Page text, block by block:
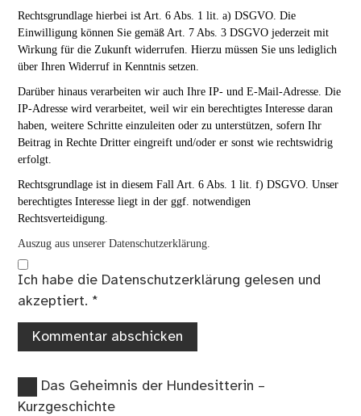
Rechtsgrundlage hierbei ist Art. 6 Abs. 1 lit. a) DSGVO. Die
Einwilligung können Sie gemäß Art. 7 Abs. 3 DSGVO jederzeit mit
Wirkung für die Zukunft widerrufen. Hierzu müssen Sie uns lediglich
über Ihren Widerruf in Kenntnis setzen.
Darüber hinaus verarbeiten wir auch Ihre IP- und E-Mail-Adresse. Die
IP-Adresse wird verarbeitet, weil wir ein berechtigtes Interesse daran
haben, weitere Schritte einzuleiten oder zu unterstützen, sofern Ihr
Beitrag in Rechte Dritter eingreift und/oder er sonst wie rechtswidrig
erfolgt.
Rechtsgrundlage ist in diesem Fall Art. 6 Abs. 1 lit. f) DSGVO. Unser
berechtigtes Interesse liegt in der ggf. notwendigen
Rechtsverteidigung.
Auszug aus unserer Datenschutzerklärung.
Ich habe die Datenschutzerklärung gelesen und
akzeptiert. *
Beitragsnavigation
Vorheriger
Beitrag:
Das Geheimnis der Hundesitterin –
Kurzgeschichte